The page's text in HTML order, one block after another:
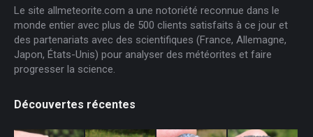
Le site allmeteorite.com a une notoriété reconnue dans le
monde entier avec plus de 500 clients satisfaits à ce jour et
des partenariats avec des scientifiques (France, Allemagne,
Japon, États-Unis) pour analyser des météorites et faire
progresser la science.
Découvertes récentes